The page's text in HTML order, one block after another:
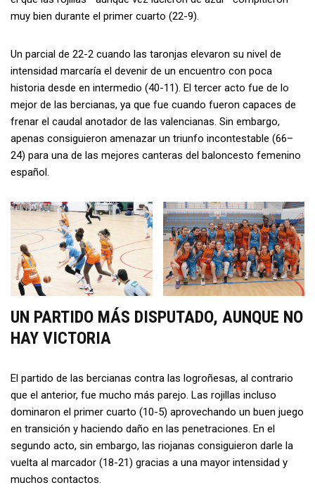
muy bien durante el primer cuarto (22-9).
Un parcial de 22-2 cuando las taronjas elevaron su nivel de
intensidad marcaría el devenir de un encuentro con poca
historia desde en intermedio (40-11). El tercer acto fue de lo
mejor de las bercianas, ya que fue cuando fueron capaces de
frenar el caudal anotador de las valencianas. Sin embargo,
apenas consiguieron amenazar un triunfo incontestable (66–
24) para una de las mejores canteras del baloncesto femenino
español.
UN PARTIDO MÁS DISPUTADO, AUNQUE NO
HAY VICTORIA
El partido de las bercianas contra las logroñesas, al contrario
que el anterior, fue mucho más parejo. Las rojillas incluso
dominaron el primer cuarto (10-5) aprovechando un buen juego
en transición y haciendo daño en las penetraciones. En el
segundo acto, sin embargo, las riojanas consiguieron darle la
vuelta al marcador (18-21) gracias a una mayor intensidad y
muchos contactos.